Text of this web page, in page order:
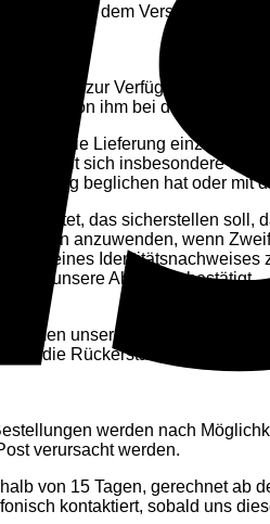
aber vor dem Versand der
zur Verfügung, die auf
die von ihm bei der
und die Lieferung
behält sich insbesondere das
beglichen hat oder mit
das sicherstellen soll,
anzuwenden, wenn
eines Identitätsnachweises
unsere Abteilung bestätigt.
unserer Lieferanten,
die Rückerstattung des
werden nach
verursacht werden.
von 15 Tagen, gerechnet ab
kontaktiert, sobald uns